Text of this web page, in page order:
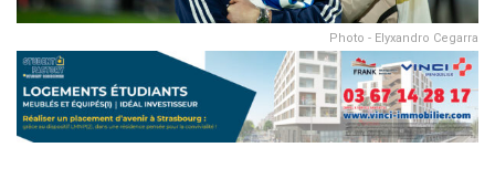
Photo - Elyxandro Cegarra